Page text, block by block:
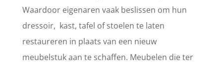
Waardoor eigenaren vaak beslissen om hun
dressoir, kast, tafel of stoelen te laten
restaureren in plaats van een nieuw
meubelstuk aan te schaffen. Meubelen die ter